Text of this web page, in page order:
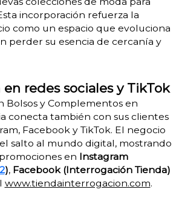
incorporación refuerza la
como un espacio que evoluciona
perder su esencia de cercanía y
redes sociales y TikTok
Bolsos y Complementos en
conecta también con sus clientes
Facebook y TikTok. El negocio
salto al mundo digital, mostrando
en Instagram
), Facebook (Interrogación Tienda)
www.tiendainterrogacion.com.